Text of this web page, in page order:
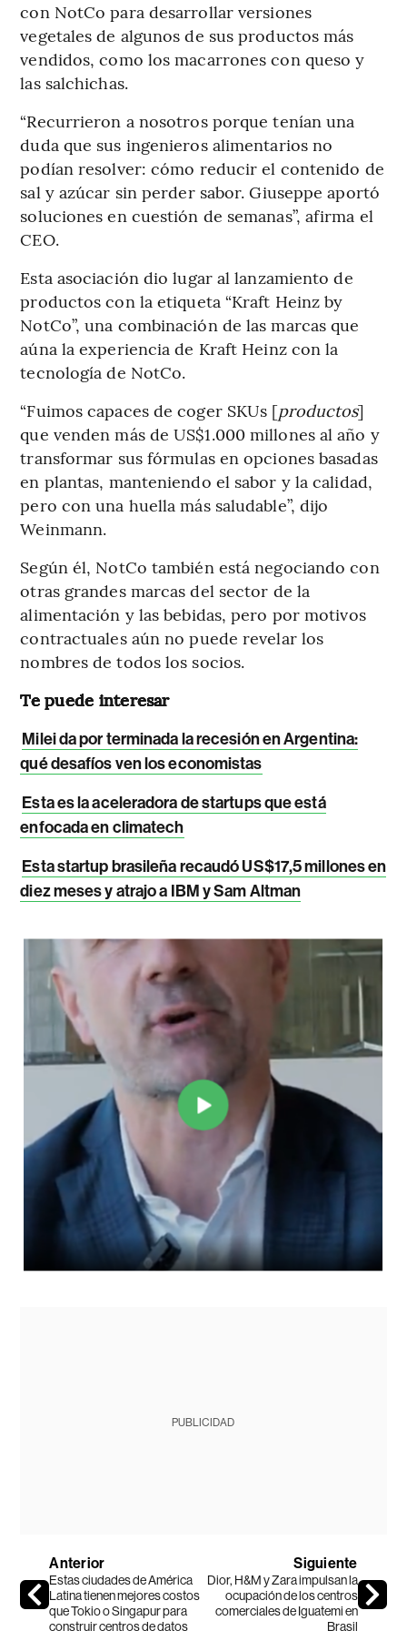
con NotCo para desarrollar versiones
vegetales de algunos de sus productos más
vendidos, como los macarrones con queso y
las salchichas.
“Recurrieron a nosotros porque tenían una
duda que sus ingenieros alimentarios no
podían resolver: cómo reducir el contenido de
sal y azúcar sin perder sabor. Giuseppe aportó
soluciones en cuestión de semanas”, afirma el
CEO.
Esta asociación dio lugar al lanzamiento de
productos con la etiqueta “Kraft Heinz by
NotCo”, una combinación de las marcas que
aúna la experiencia de Kraft Heinz con la
tecnología de NotCo.
“Fuimos capaces de coger SKUs [productos]
que venden más de US$1.000 millones al año y
transformar sus fórmulas en opciones basadas
en plantas, manteniendo el sabor y la calidad,
pero con una huella más saludable”, dijo
Weinmann.
Según él, NotCo también está negociando con
otras grandes marcas del sector de la
alimentación y las bebidas, pero por motivos
contractuales aún no puede revelar los
nombres de todos los socios.
Te puede interesar
Milei da por terminada la recesión en Argentina:
qué desafíos ven los economistas
Esta es la aceleradora de startups que está
enfocada en climatech
Esta startup brasileña recaudó US$17,5 millones en
diez meses y atrajo a IBM y Sam Altman
PUBLICIDAD
Anterior
Estas ciudades de América
Latina tienen mejores costos
que Tokio o Singapur para
construir centros de datos
Siguiente
Dior, H&M y Zara impulsan la
ocupación de los centros
comerciales de Iguatemi en
Brasil